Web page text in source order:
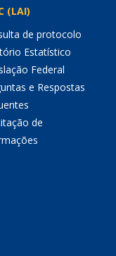
(LAI)
de protocolo
Estatístico
Federal
e Respostas
de